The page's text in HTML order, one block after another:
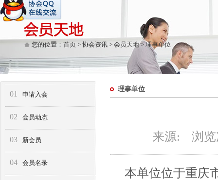
您的位置： 首页 > 协会资讯 > 会员天地>理事单位
01 申请入会
02 会员动态
03 新会员
04 会员名录
理事单位
来源: 浏览
本单位位于重庆